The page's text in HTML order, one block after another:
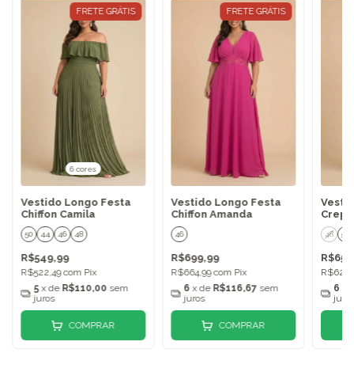
FRETE GRÁTIS
6 cores
Vestido Longo Festa
Chiffon Camila
50 44 46 48
R$549,99
R$522,49com Pix
5 x de R$110,00 sem
juros
COMPRAR
FRETE GRÁTIS
Vestido Longo Festa
Chiffon Amanda
46
R$699,99
R$664,99com Pix
6 x de R$116,67 sem
juros
COMPRAR
48 50
6